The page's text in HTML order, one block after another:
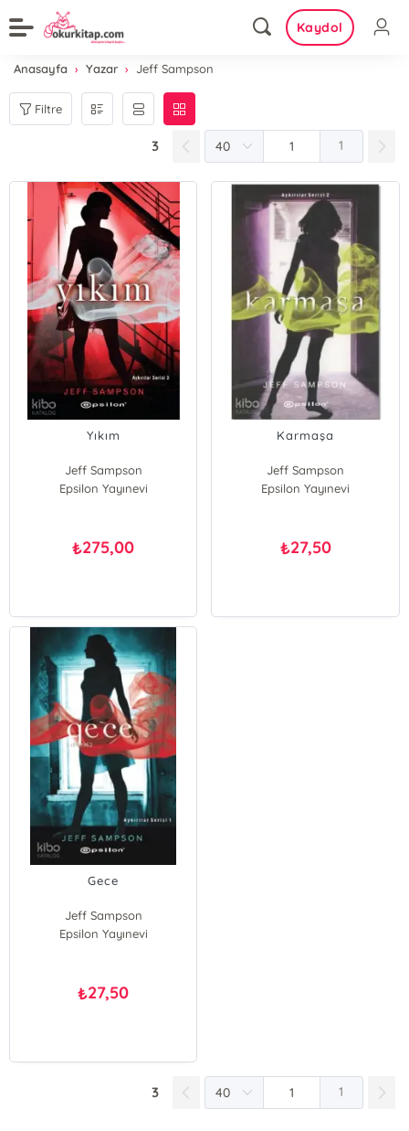
Kaydol
Anasayfa Yazar Jeff Sampson
Filtre
3 1
Yıkım
Jeff Sampson
Epsilon Yayınevi
₺275,00
Karmaşa
Jeff Sampson
Epsilon Yayınevi
₺27,50
Gece
Jeff Sampson
Epsilon Yayınevi
₺27,50
3 1